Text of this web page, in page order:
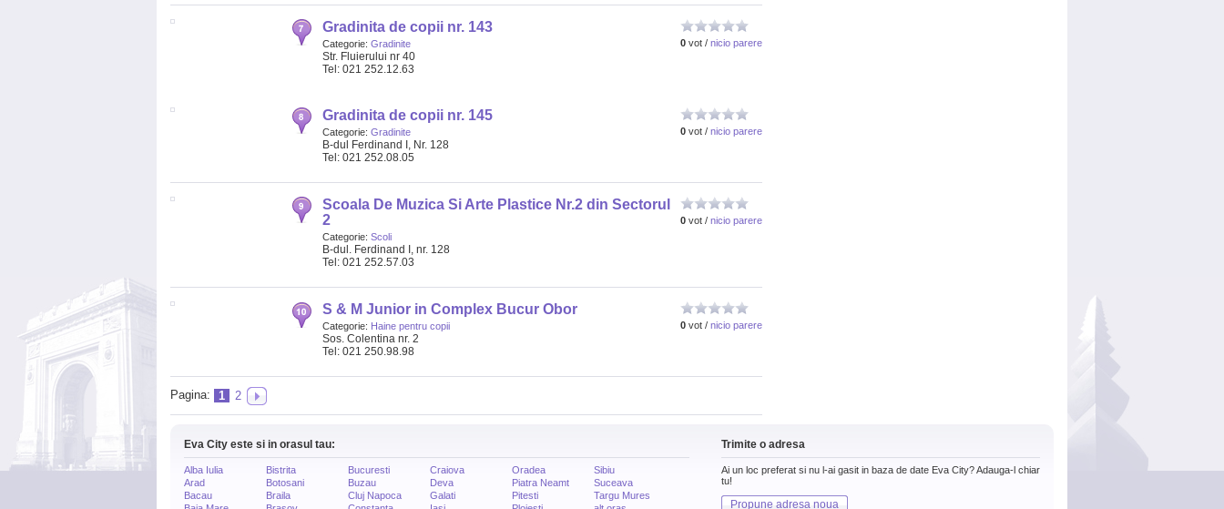
0 vot / nicio parere
Gradinita de copii nr. 143
Categorie: Gradinite
Str. Fluierului nr 40
Tel: 021 252.12.63
0 vot / nicio parere
Gradinita de copii nr. 145
Categorie: Gradinite
B-dul Ferdinand I, Nr. 128
Tel: 021 252.08.05
0 vot / nicio parere
Scoala De Muzica Si Arte Plastice Nr.2 din Sectorul
2
Categorie: Scoli
B-dul. Ferdinand I, nr. 128
Tel: 021 252.57.03
0 vot / nicio parere
S & M Junior in Complex Bucur Obor
Categorie: Haine pentru copii
Sos. Colentina nr. 2
Tel: 021 250.98.98
Pagina: 1 2
Eva City este si in orasul tau:
Alba Iulia
Arad
Bacau
Bistrita
Botosani
Braila
Bucuresti
Buzau
Cluj Napoca
Craiova
Deva
Galati
Oradea
Piatra Neamt
Pitesti
Sibiu
Suceava
Targu Mures
Trimite o adresa
Ai un loc preferat si nu l-ai gasit in baza de date Eva City? Adauga-l chiar
tu!
Propune adresa noua